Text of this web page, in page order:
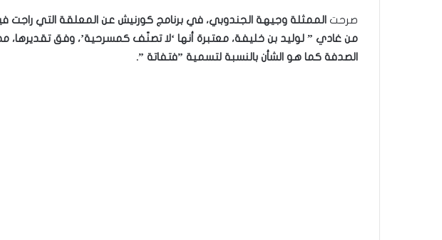
صرحت الممثلة وجيهة الجندوبي، في برنامج كورنيش عن المعلقة التي راجت
من غادي ” لوليد بن خليفة، معتبرة أنها ‘لا تصنّف كمسرحية’، وفق تقديرها،
الصدفة كما هو الشأن بالنسبة لتسمية ”فتفاتة ”.